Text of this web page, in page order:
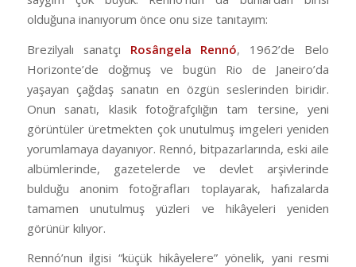
olduğuna inanıyorum önce onu size tanıtayım:
Brezilyalı sanatçı Rosângela Rennó, 1962’de Belo
Horizonte’de doğmuş ve bugün Rio de Janeiro’da
yaşayan çağdaş sanatın en özgün seslerinden biridir.
Onun sanatı, klasik fotoğrafçılığın tam tersine, yeni
görüntüler üretmekten çok unutulmuş imgeleri yeniden
yorumlamaya dayanıyor. Rennó, bitpazarlarında, eski aile
albümlerinde, gazetelerde ve devlet arşivlerinde
bulduğu anonim fotoğrafları toplayarak, hafızalarda
tamamen unutulmuş yüzleri ve hikâyeleri yeniden
görünür kılıyor.
Rennó’nun ilgisi “küçük hikâyelere” yönelik, yani resmi